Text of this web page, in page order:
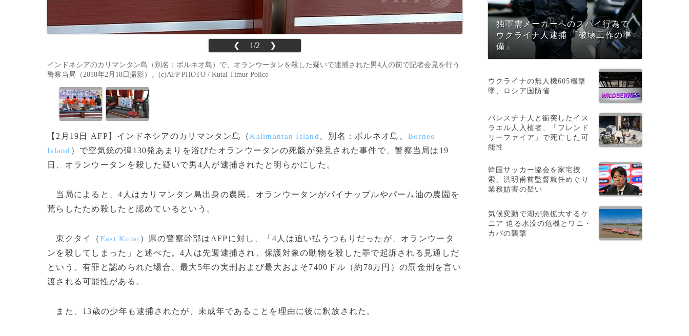
❮ 1/2 ❯
インドネシアのカリマンタン島（別名：ボルネオ島）で、オランウータンを殺した疑いで逮捕された男4人の前で記者会見を行う
警察当局（2018年2月18日撮影）。(c)AFP PHOTO / Kutai Timur Police
【2月19日 AFP】インドネシアのカリマンタン島（Kalimantan Island 、別名：ボルネオ島、 Borneo
Island ）で空気銃の弾130発あまりを浴びたオランウータンの死骸が発見された事件で、警察当局は19
日、オランウータンを殺した疑いで男4人が逮捕されたと明らかにした。
当局によると、4人はカリマンタン島出身の農民。オランウータンがパイナップルやパーム油の農園を
荒らしたため殺したと認めているという。
東クタイ（ East Kutai ）県の警察幹部はAFPに対し、「4人は追い払うつもりだったが、オランウータ
ンを殺してしまった」と述べた。4人は先週逮捕され、保護対象の動物を殺した罪で起訴される見通しだ
という。有罪と認められた場合、最大5年の実刑および最大およそ7400ドル（約78万円）の罰金刑を言い
渡される可能性がある。
また、13歳の少年も逮捕されたが、未成年であることを理由に後に釈放された。
独軍需メーカーへのスパイ行為で
ウクライナ人逮捕 「破壊工作の準
備」
ウクライナの無人機605機撃
墜、ロシア国防省
パレスチナ人と衝突したイス
ラエル人入植者、「フレンド
リーファイア」で死亡した可
能性
韓国サッカー協会を家宅捜
索、洪明甫前監督就任めぐり
業務妨害の疑い
気候変動で湖が急拡大するケ
ニア 迫る水没の危機とワニ・
カバの襲撃